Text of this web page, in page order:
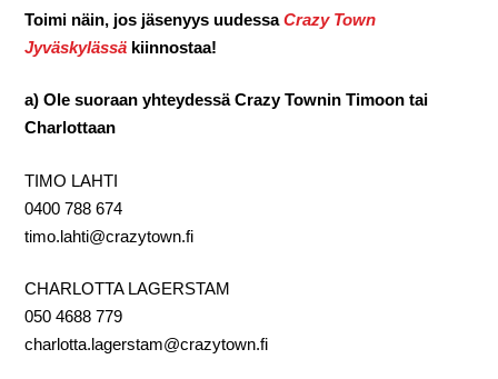
Toimi näin, jos jäsenyys uudessaCrazy Town
Jyväskylässä kiinnostaa!
a) Ole suoraan yhteydessä Crazy Townin Timoon tai
Charlottaan
TIMO LAHTI
0400 788 674
timo.lahti@crazytown.fi
CHARLOTTA LAGERSTAM
050 4688 779
charlotta.lagerstam@crazytown.fi